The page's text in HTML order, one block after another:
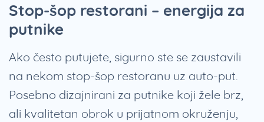
Stop-šop restorani – energija za
putnike
Ako često putujete, sigurno ste se zaustavili
na nekom stop-šop restoranu uz auto-put.
Posebno dizajnirani za putnike koji žele brz,
ali kvalitetan obrok u prijatnom okruženju,